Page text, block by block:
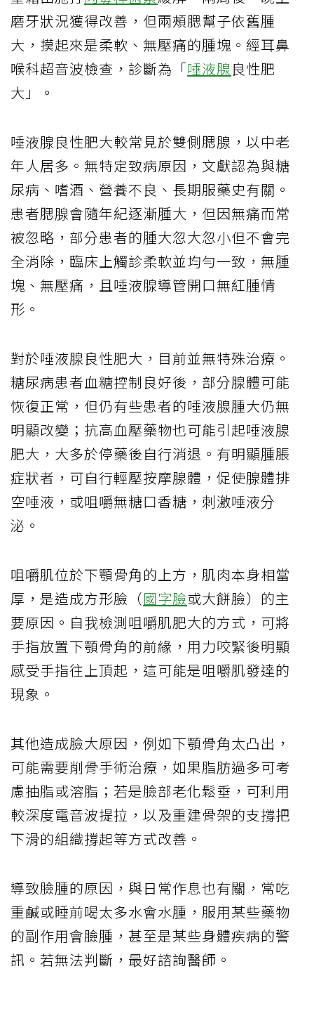
磨牙狀況獲得改善，但兩頰腮幫子依舊腫
大，摸起來是柔軟、無壓痛的腫塊。經耳鼻
喉科超音波檢查，診斷為「唾液腺良性肥
大」。
唾液腺良性肥大較常見於雙側腮腺，以中老
年人居多。無特定致病原因，文獻認為與糖
尿病、嗜酒、營養不良、長期服藥史有關。
患者腮腺會隨年紀逐漸腫大，但因無痛而常
被忽略，部分患者的腫大忽大忽小但不會完
全消除，臨床上觸診柔軟並均勻一致，無腫
塊、無壓痛，且唾液腺導管開口無紅腫情
形。
對於唾液腺良性肥大，目前並無特殊治療。
糖尿病患者血糖控制良好後，部分腺體可能
恢復正常，但仍有些患者的唾液腺腫大仍無
明顯改變；抗高血壓藥物也可能引起唾液腺
肥大，大多於停藥後自行消退。有明顯腫脹
症狀者，可自行輕壓按摩腺體，促使腺體排
空唾液，或咀嚼無糖口香糖，刺激唾液分
泌。
咀嚼肌位於下顎骨角的上方，肌肉本身相當
厚，是造成方形臉（國字臉或大餅臉）的主
要原因。自我檢測咀嚼肌肥大的方式，可將
手指放置下顎骨角的前緣，用力咬緊後明顯
感受手指往上頂起，這可能是咀嚼肌發達的
現象。
其他造成臉大原因，例如下顎骨角太凸出，
可能需要削骨手術治療，如果脂肪過多可考
慮抽脂或溶脂；若是臉部老化鬆垂，可利用
較深度電音波提拉，以及重建骨架的支撐把
下滑的組織撐起等方式改善。
導致臉腫的原因，與日常作息也有關，常吃
重鹹或睡前喝太多水會水腫，服用某些藥物
的副作用會臉腫，甚至是某些身體疾病的警
訊。若無法判斷，最好諮詢醫師。